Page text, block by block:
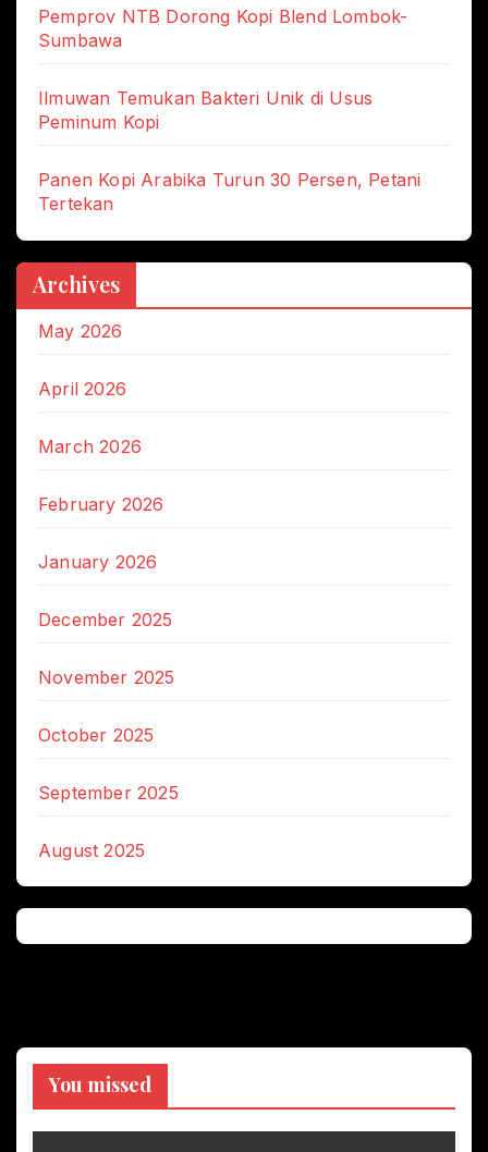
Pemprov NTB Dorong Kopi Blend Lombok-
Sumbawa
Ilmuwan Temukan Bakteri Unik di Usus
Peminum Kopi
Panen Kopi Arabika Turun 30 Persen, Petani
Tertekan
Archives
May 2026
April 2026
March 2026
February 2026
January 2026
December 2025
November 2025
October 2025
September 2025
August 2025
You missed